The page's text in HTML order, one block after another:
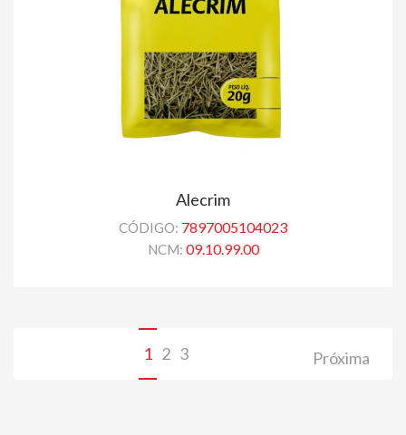
Alecrim
CÓDIGO: 7897005104023
NCM: 09.10.99.00
1 2 3 Próxima